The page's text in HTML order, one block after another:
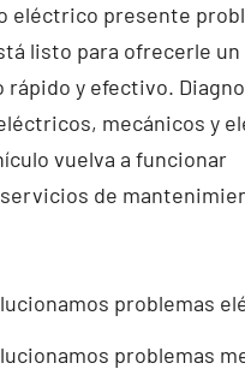
eléctrico presente
listo para ofrecerle
y efectivo.
mecánicos y
vuelva a funcionar
de
problemas
problemas